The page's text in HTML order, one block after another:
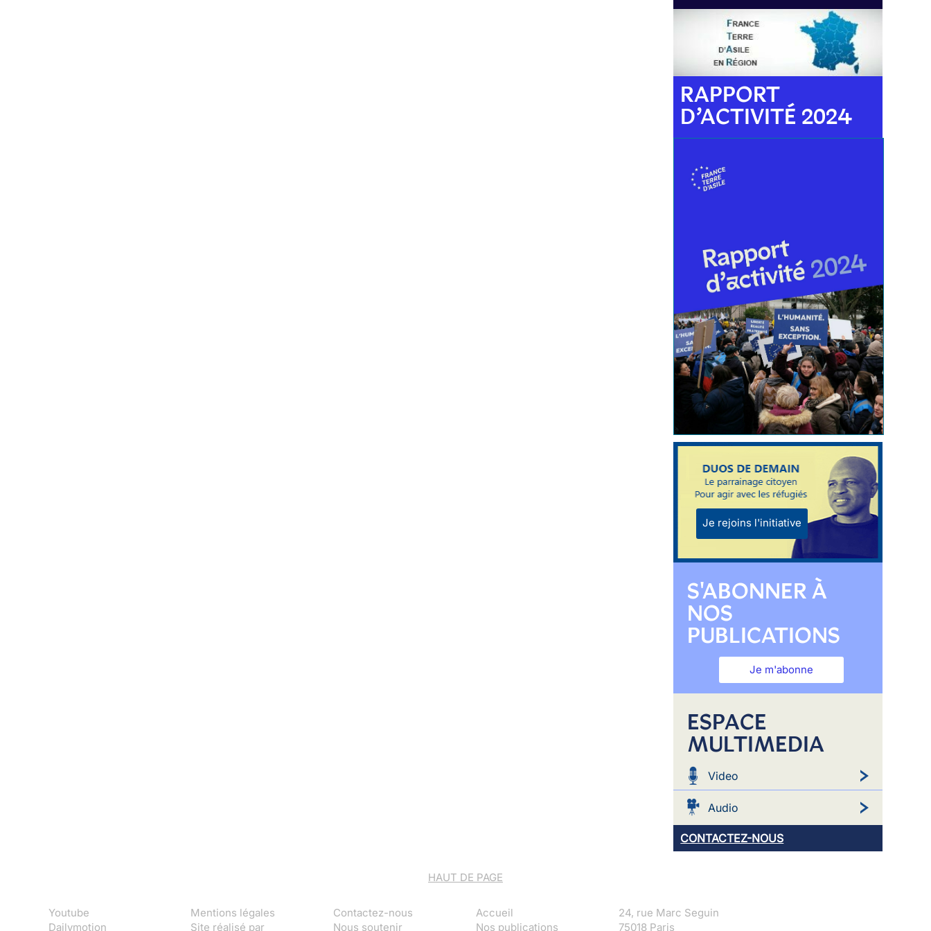
RAPPORT
D’ACTIVITÉ 2024
Je rejoins l'initiative
S'ABONNER À
NOS
PUBLICATIONS
Je m'abonne
ESPACE
MULTIMEDIA
Video
Audio
CONTACTEZ-NOUS
HAUT DE PAGE
Youtube
Dailymotion
Mentions légales
Site réalisé par
Contactez-nous
Nous soutenir
Accueil
Nos publications
24, rue Marc Seguin
75018 Paris